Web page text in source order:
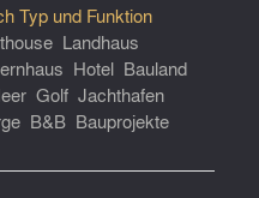
Typ und Funktion
Landhaus
Hotel Bauland
Golf Jachthafen
B&B Bauprojekte